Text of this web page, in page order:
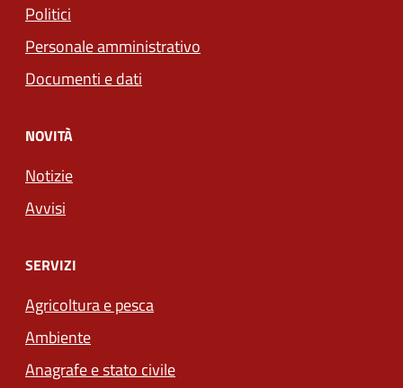
Politici
Personale amministrativo
Documenti e dati
NOVITÀ
Notizie
Avvisi
SERVIZI
Agricoltura e pesca
Ambiente
Anagrafe e stato civile